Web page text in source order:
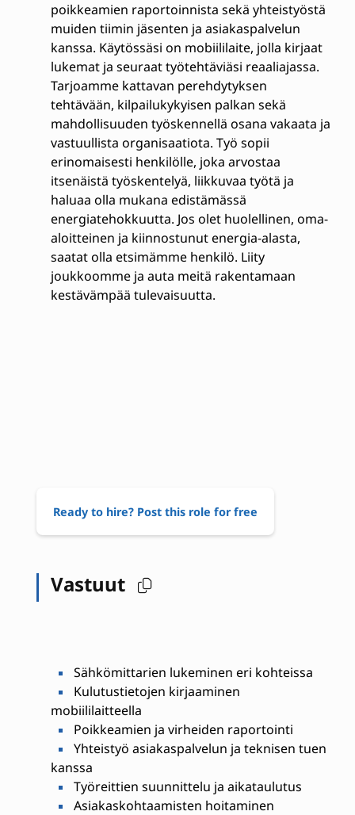
poikkeamien raportoinnista sekä yhteistyöstä
muiden tiimin jäsenten ja asiakaspalvelun
kanssa. Käytössäsi on mobiililaite, jolla kirjaat
lukemat ja seuraat työtehtäviäsi reaaliajassa.
Tarjoamme kattavan perehdytyksen
tehtävään, kilpailukykyisen palkan sekä
mahdollisuuden työskennellä osana vakaata ja
vastuullista organisaatiota. Työ sopii
erinomaisesti henkilölle, joka arvostaa
itsenäistä työskentelyä, liikkuvaa työtä ja
haluaa olla mukana edistämässä
energiatehokkuutta. Jos olet huolellinen, oma-
aloitteinen ja kiinnostunut energia-alasta,
saatat olla etsimämme henkilö. Liity
joukkoomme ja auta meitä rakentamaan
kestävämpää tulevaisuutta.
Ready to hire? Post this role for free
Vastuut
Sähkömittarien lukeminen eri kohteissa
Kulutustietojen kirjaaminen
mobiililaitteella
Poikkeamien ja virheiden raportointi
Yhteistyö asiakaspalvelun ja teknisen tuen
kanssa
Työreittien suunnittelu ja aikataulutus
Asiakaskohtaamisten hoitaminen